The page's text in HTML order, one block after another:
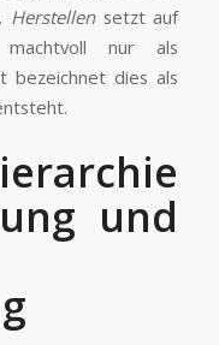
. Herstellensetzt auf
nur als
bezeichnet dies als
und